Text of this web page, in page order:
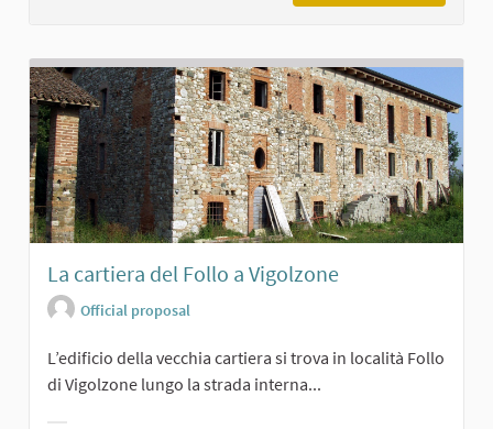
La cartiera del Follo a Vigolzone
Official proposal
L’edificio della vecchia cartiera si trova in località Follo
di Vigolzone lungo la strada interna...